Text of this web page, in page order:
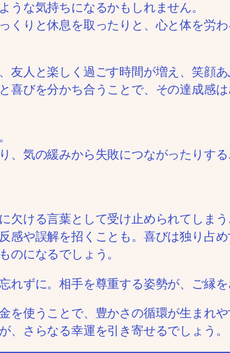
うな気持ちになるかもしれません。
りと休息を取ったりと、心と体を労
友人と楽しく過ごす時間が増え、笑顔
びを分かち合うことで、その達成感
気の緩みから失敗につながったりす
ける言葉として受け止められてしまう
感や誤解を招くことも。喜びは独り占
のになるでしょう。
ずに。相手を尊重する姿勢が、ご縁を
使うことで、豊かさの循環が生まれや
さらなる幸運を引き寄せるでしょう。